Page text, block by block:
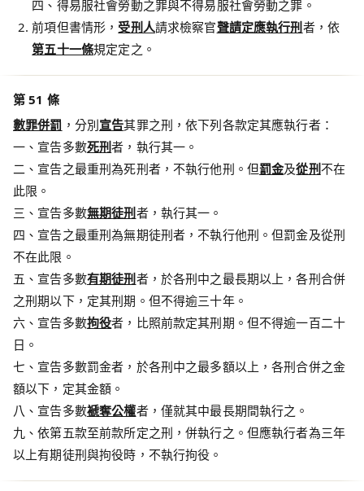
四、得易服社會勞動之罪與不得易服社會勞動之罪。
前項但書情形， 受刑人請求檢察官聲請定應執行刑 者，依
第五十一條規定定之。
第 51 條
數罪併罰 ，分別宣告其罪之刑，依下列各款定其應執行者：
一、宣告多數死刑者，執行其一。
二、宣告之最重刑為死刑者，不執行他刑。但罰金及從刑不在
此限。
三、宣告多數無期徒刑 者，執行其一。
四、宣告之最重刑為無期徒刑者，不執行他刑。但罰金及從刑
不在此限。
五、宣告多數有期徒刑 者，於各刑中之最長期以上，各刑合併
之刑期以下，定其刑期。但不得逾三十年。
六、宣告多數拘役者，比照前款定其刑期。但不得逾一百二十
日。
七、宣告多數罰金者，於各刑中之最多額以上，各刑合併之金
額以下，定其金額。
八、宣告多數褫奪公權者，僅就其中最長期間執行之。
九、依第五款至前款所定之刑，併執行之。但應執行者為三年
以上有期徒刑與拘役時，不執行拘役。